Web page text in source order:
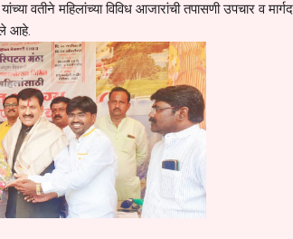
वतीने महिलांच्या विविध आजारांची तपासणी उपचार व
आहे.